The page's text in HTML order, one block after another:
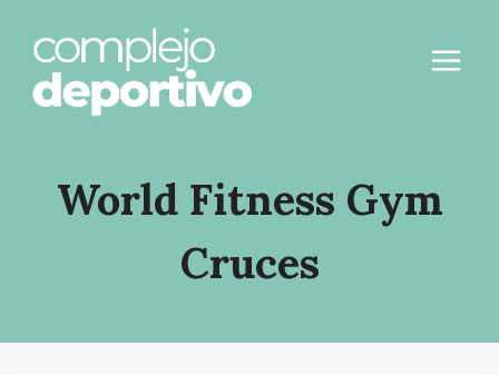
contenido
World Fitness Gym
Cruces